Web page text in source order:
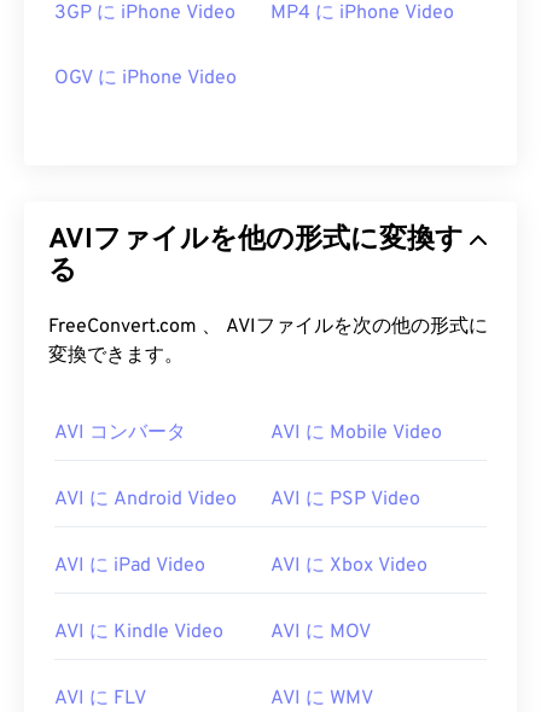
00 00 00
00 00 00
3GP に iPhone Video MP4 に iPhone Video
OGV に iPhone Video
AVIファイルを他の形式に変換す
る
FreeConvert.com 、 AVIファイルを次の他の形式に
変換できます。
AVI コンバータ AVI に Mobile Video
AVI に Android Video AVI に PSP Video
AVI に iPad Video AVI に Xbox Video
AVI に Kindle Video AVI に MOV
AVI に FLV AVI に WMV